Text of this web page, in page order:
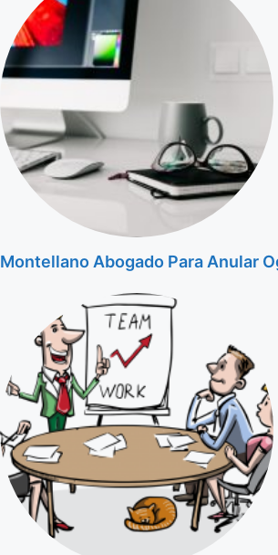
Montellano Abogado Para Anular